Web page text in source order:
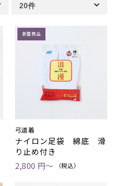
新着商品
弓道着
ナイロン足袋 綿底 滑
り止め付き
2,800 円～
（税込）